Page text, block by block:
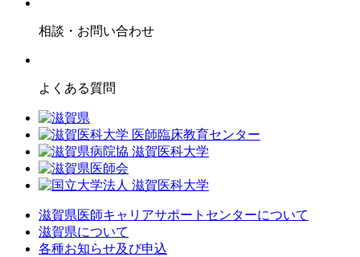
相談・お問い合わせ
よくある質問
滋賀県医師キャリアサポートセンターについて
滋賀県について
各種お知らせ及び申込